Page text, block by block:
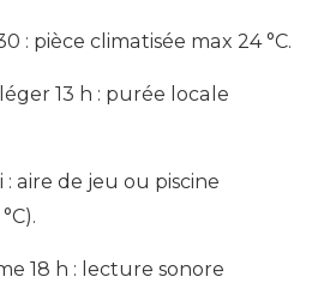
: pièce climatisée max 24 °C.
13 h : purée locale
: aire de jeu ou piscine
18 h : lecture sonore